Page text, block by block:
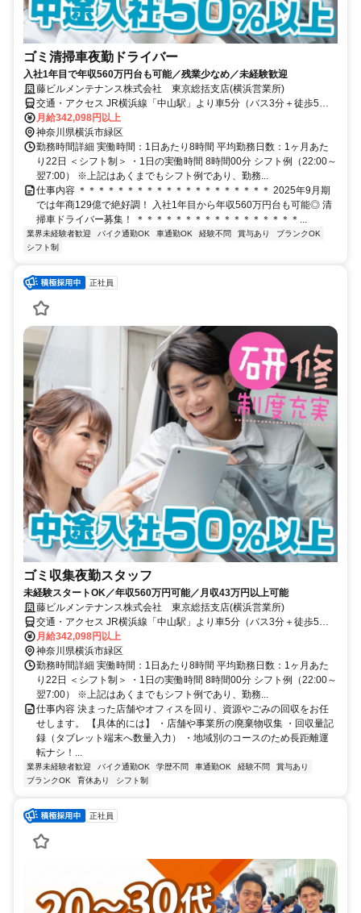
ゴミ清掃車夜勤ドライバー
入社1年目で年収560万円台も可能／残業少なめ／未経験歓迎
藤ビルメンテナンス株式会社 東京総括支店(横浜営業所)
交通・アクセス JR横浜線「中山駅」より車5分（バス3分＋徒歩5
分）
月給342,098円以上
神奈川県横浜市緑区
勤務時間詳細 実働時間：1日あたり8時間 平均勤務日数：1ヶ月あた
り22日 ＜シフト制＞ ・1日の実働時間 8時間00分 シフト例（22:00～
翌7:00） ※上記はあくまでもシフト例であり、勤務...
仕事内容 ＊＊＊＊＊＊＊＊＊＊＊＊＊＊＊＊＊＊＊＊ 2025年9月期
では年商129億で絶好調！ 入社1年目から年収560万円台も可能◎ 清
掃車ドライバー募集！ ＊＊＊＊＊＊＊＊＊＊＊＊＊＊＊＊＊...
業界未経験者歓迎 バイク通勤OK 車通勤OK 経験不問 賞与あり
ブランクOK
シフト制
正社員
ゴミ収集夜勤スタッフ
未経験スタートOK／年収560万円可能／月収43万円以上可能
藤ビルメンテナンス株式会社 東京総括支店(横浜営業所)
交通・アクセス JR横浜線「中山駅」より車5分（バス3分＋徒歩5
分）
月給342,098円以上
神奈川県横浜市緑区
勤務時間詳細 実働時間：1日あたり8時間 平均勤務日数：1ヶ月あた
り22日 ＜シフト制＞ ・1日の実働時間 8時間00分 シフト例（22:00～
翌7:00） ※上記はあくまでもシフト例であり、勤務...
仕事内容 決まった店舗やオフィスを回り、資源やごみの回収をお任
せします。 【具体的には】 ・店舗や事業所の廃棄物収集 ・回収量記
録（タブレット端末へ数量入力） ・地域別のコースのため長距離運
転ナシ！...
業界未経験者歓迎 バイク通勤OK 学歴不問 車通勤OK 経験不問
賞与あり
ブランクOK
育休あり シフト制
正社員